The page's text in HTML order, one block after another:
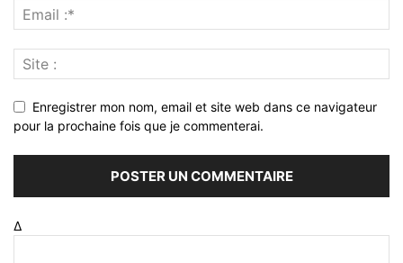
Enregistrer mon nom, email et site web dans ce navigateur
pour la prochaine fois que je commenterai.
Δ